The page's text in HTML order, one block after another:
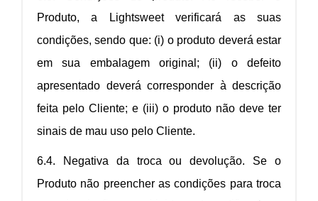
Produto, a Lightsweet verificará as suas
condições, sendo que: (i) o produto deverá estar
em sua embalagem original; (ii) o defeito
apresentado deverá corresponder à descrição
feita pelo Cliente; e (iii) o produto não deve ter
sinais de mau uso pelo Cliente.
6.4. Negativa da troca ou devolução. Se o
Produto não preencher as condições para troca